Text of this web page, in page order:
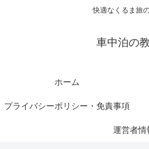
快適なくるま旅
車中泊の
ホーム
プライバシーポリシー・免責事項
運営者情